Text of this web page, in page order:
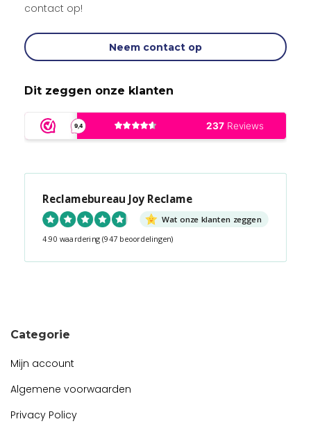
contact op!
Neem contact op
Dit zeggen onze klanten
Reclamebureau Joy Reclame
Wat onze klanten zeggen
4.90 waardering (947 beoordelingen)
Categorie
Mijn account
Algemene voorwaarden
Privacy Policy